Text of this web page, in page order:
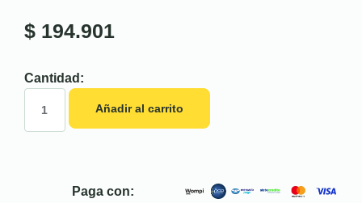
$ 194.901
Cantidad:
Añadir al carrito
Paga con: